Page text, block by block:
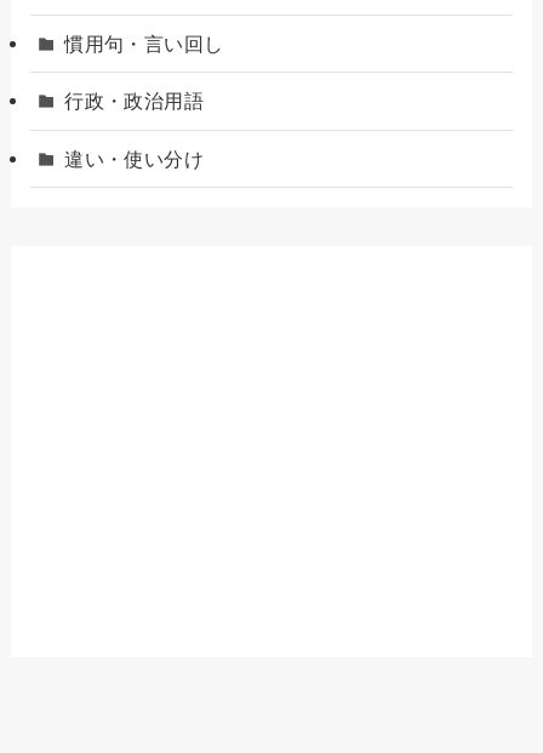
慣用句・言い回し
行政・政治用語
違い・使い分け